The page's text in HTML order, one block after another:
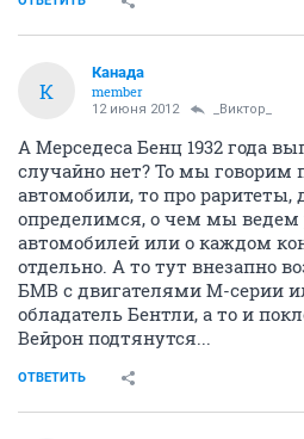
К
Канада
member
12 июня 2012 _Виктор_
А Мерседеса Бенц 1932 года
случайно нет? То мы говорим
автомобили, то про раритеты,
определимся, о чем мы ведем
автомобилей или о каждом
отдельно. А то тут внезапно
БМВ с двигателями М-серии
обладатель Бентли, а то и
Вейрон подтянутся...
ОТВЕТИТЬ